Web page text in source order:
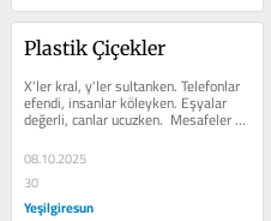
Plastik Çiçekler
X'ler kral, y'ler sultanken. Telefonlar
efendi, insanlar köleyken. Eşyalar
değerli, canlar ucuzken.  Mesafeler
kısalmış, aralar açılmışken....
08.10.2025
30
Yeşilgiresun